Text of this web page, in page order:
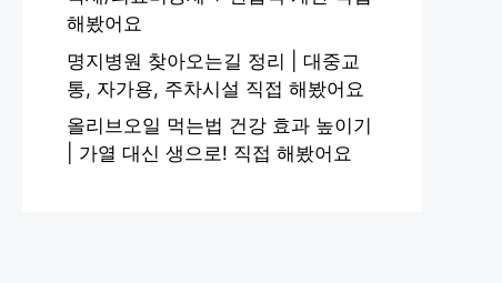
해봤어요
명지병원 찾아오는길 정리 | 대중교
통, 자가용, 주차시설 직접 해봤어요
올리브오일 먹는법 건강 효과 높이기
| 가열 대신 생으로! 직접 해봤어요